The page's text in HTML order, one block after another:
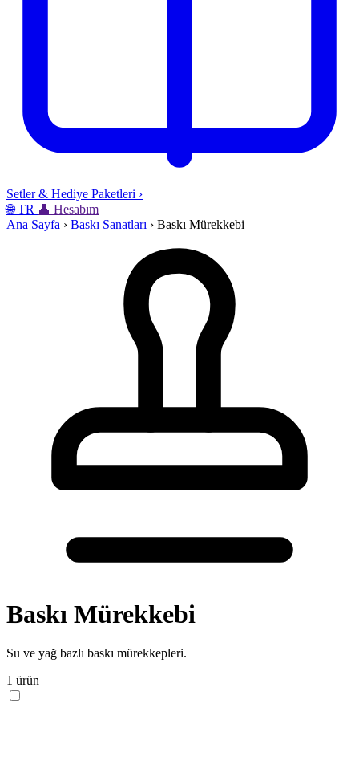
Setler & Hediye Paketleri ›
🌐 TR 👤 Hesabım
Ana Sayfa › Baskı Sanatları › Baskı Mürekkebi
Baskı Mürekkebi
Su ve yağ bazlı baskı mürekkepleri.
1 ürün